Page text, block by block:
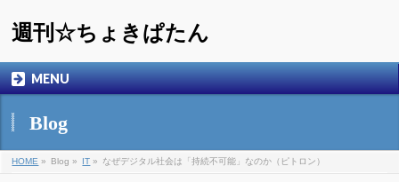
週刊☆ちょきぱたん
MENU
Blog
HOME » Blog » IT » なぜデジタル社会は「持続不可能」なのか（ピトロン）